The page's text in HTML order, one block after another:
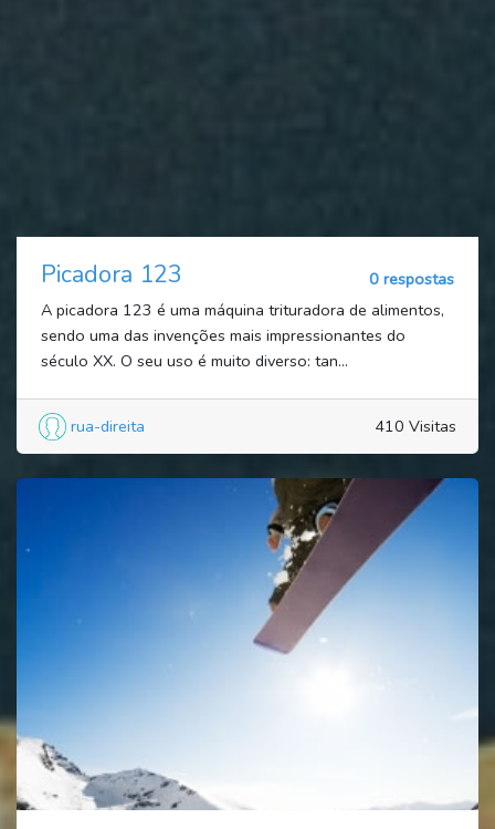
Picadora 123
0 respostas
A picadora 123 é uma máquina trituradora de alimentos,
sendo uma das invenções mais impressionantes do
século XX. O seu uso é muito diverso: tan...
rua-direita 410 Visitas